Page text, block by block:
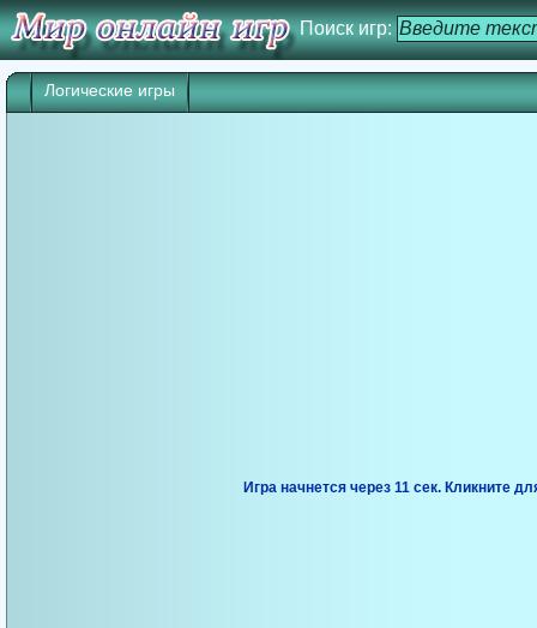
Поиск игр:
Логические игры
Игра начнется через 10 сек. Кликните